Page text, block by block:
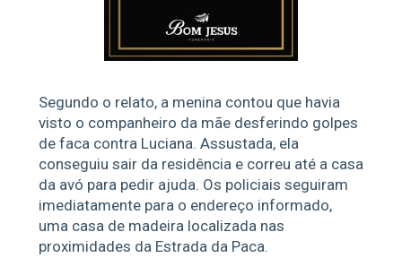
Segundo o relato, a menina contou que havia
visto o companheiro da mãe desferindo golpes
de faca contra Luciana. Assustada, ela
conseguiu sair da residência e correu até a casa
da avó para pedir ajuda. Os policiais seguiram
imediatamente para o endereço informado,
uma casa de madeira localizada nas
proximidades da Estrada da Paca.